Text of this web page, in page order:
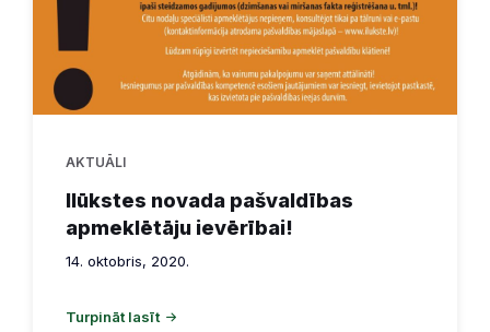
AKTUĀLI
Ilūkstes novada pašvaldības
apmeklētāju ievērībai!
14. oktobris, 2020.
Turpināt lasīt